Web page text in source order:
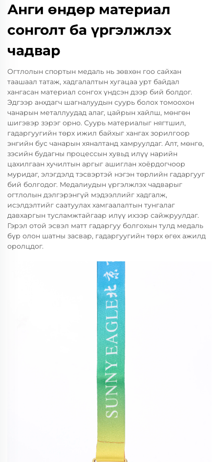
Анги өндөр материал
сонголт ба үргэлжлэх
чадвар
Огтлолын спортын медаль нь зөвхөн гоо сайхан
таашаал татаж, хадгалалтын хугацаа урт байдал
хангасан материал сонгох үндсэн дээр бий болдог.
Эдгээр анхдагч шагналуудын суурь болох томоохон
чанарын металлуудад алаг, цайрын хайлш, мөнгөн
шигэвэр зэрэг орно. Суурь материалыг нягтшил,
гадаргуугийн төрх ижил байхыг хангах зорилгоор
энгийн бус чанарын хяналтанд хамруулдаг. Алт, мөнгө,
зэсийн будагны процессын хувьд илүү нарийн
цахилгаан хучилтын аргыг ашиглан хоёрдогчоор
муридаг, элэгдэлд тэсвэртэй нэгэн төрлийн гадаргууг
бий болгодог. Медалиудын үргэлжлэх чадварыг
огтлолын дэлгэрэнгүй мэдээллийг хадгалж,
исэлдэлтийг саатуулах хамгаалалтын тунгалаг
давхаргын тусламжтайгаар илүү ихээр сайжруулдаг.
Гэрэл отой эсвэл матт гадаргуу болгохын тулд медаль
бүр олон шатны засвар, гадаргуугийн төрх өгөх ажилд
оролцдог.